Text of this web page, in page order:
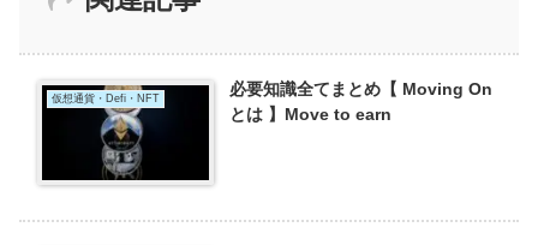
仮想通貨・Defi・NFT
必要知識全てまとめ【 Moving On
とは 】Move to earn